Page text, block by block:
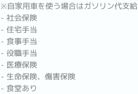
※自家用車を使う場合はガソリン代支給
- 社会保険
- 住宅手当
- 食事手当
- 役職手当
- 医療保険
- 生命保険、傷害保険
- 食堂あり